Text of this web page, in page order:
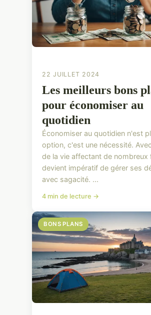
22 JUILLET 2024
Les meilleurs bons
pour économiser au
quotidien
Économiser au quotidien n'est
option, c'est une nécessité.
de la vie affectant de nombreux
devient impératif de gérer ses
avec sagacité. ...
4 min de lecture →
BONS PLANS